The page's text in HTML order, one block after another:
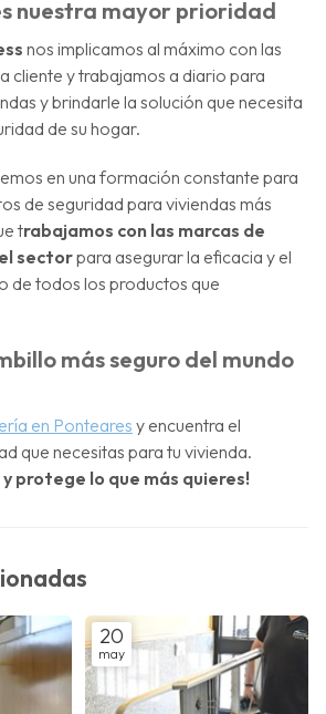
nuestra mayor prioridad
nos implicamos al máximo con las
cliente y trabajamos a diario para
y brindarle la solución que necesita
de su hogar.
en una formación constante para
de seguridad para viviendas más
trabajamos con las marcas de
sectorpara asegurar la eficacia y el
de todos los productos que
más seguro del mundo
en Ponteares y encuentra el
que necesitas para tu vivienda.
protege lo que más quieres!
20
may